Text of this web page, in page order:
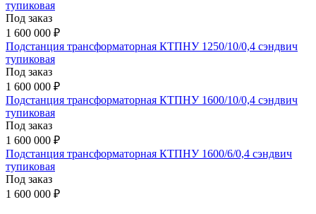
тупиковая
Под заказ
1 600 000 ₽
Подстанция трансформаторная КТПНУ 1250/10/0,4 сэндвич
тупиковая
Под заказ
1 600 000 ₽
Подстанция трансформаторная КТПНУ 1600/10/0,4 сэндвич
тупиковая
Под заказ
1 600 000 ₽
Подстанция трансформаторная КТПНУ 1600/6/0,4 сэндвич
тупиковая
Под заказ
1 600 000 ₽